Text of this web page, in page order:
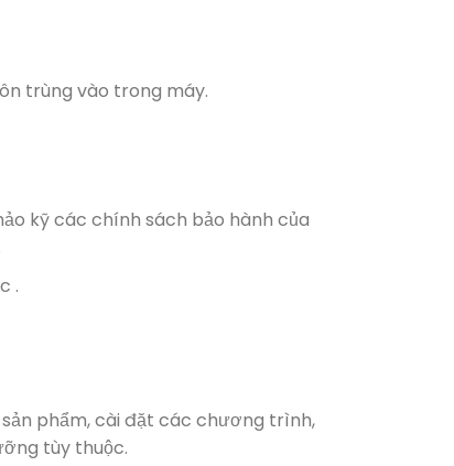
trùng vào trong máy.
kỹ các chính sách bảo hành của
.
phẩm, cài đặt các chương trình,
tùy thuộc.